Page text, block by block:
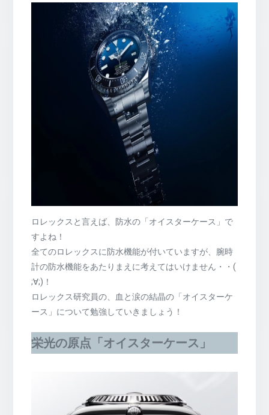
ロレックスと言えば、防水の「オイスターケース」で
すよね！
全てのロレックスに防水機能が付いていますが、腕時
計の防水機能をあたりまえに考えてはいけません・・(
;∀;)！
ロレックス研究員の、血と涙の結晶の「オイスターケ
ース」について勉強していきましょう！
栄光の原点「オイスターケース」